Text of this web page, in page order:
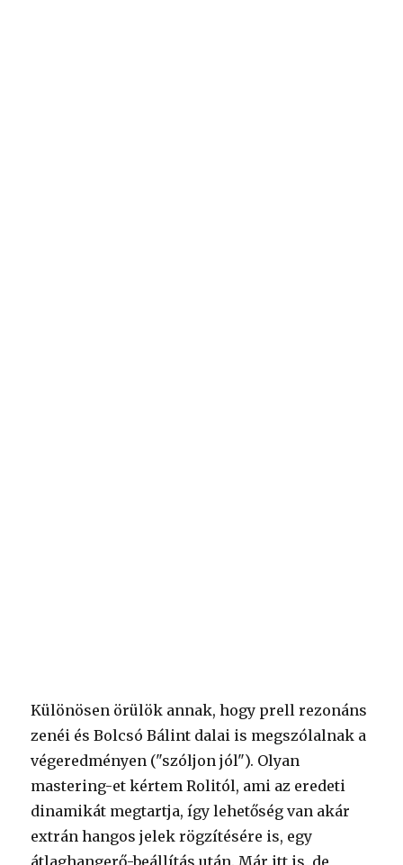
Különösen örülök annak, hogy prell rezonáns
zenéi és Bolcsó Bálint dalai is megszólalnak a
végeredményen ("szóljon jól"). Olyan
mastering-et kértem Rolitól, ami az eredeti
dinamikát megtartja, így lehetőség van akár
extrán hangos jelek rögzítésére is, egy
átlaghangerő-beállítás után. Már itt is, de